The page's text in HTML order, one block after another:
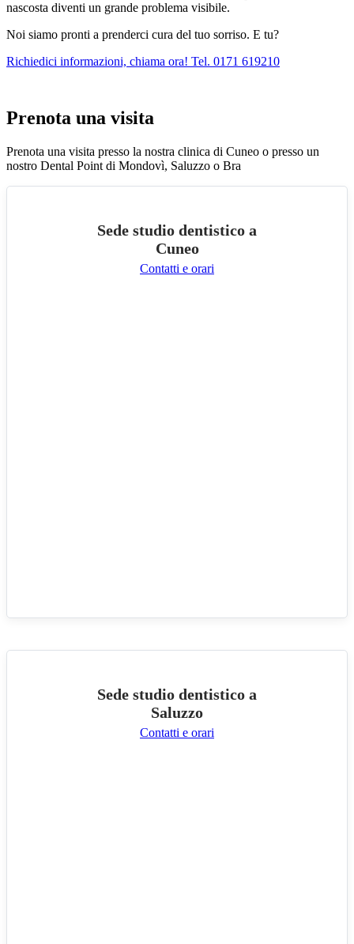
nascosta diventi un grande problema visibile.
Noi siamo pronti a prenderci cura del tuo sorriso. E tu?
Richiedici informazioni, chiama ora! Tel. 0171 619210
Prenota una visita
Prenota una visita presso la nostra clinica di Cuneo o presso un
nostro Dental Point di Mondovì, Saluzzo o Bra
Sede studio dentistico a
Cuneo
Contatti e orari
Sede studio dentistico a
Saluzzo
Contatti e orari